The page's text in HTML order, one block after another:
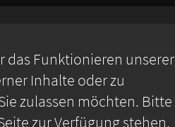
das Funktionieren unserer
Inhalte oder zu
zulassen möchten. Bitte
zur Verfügung stehen.